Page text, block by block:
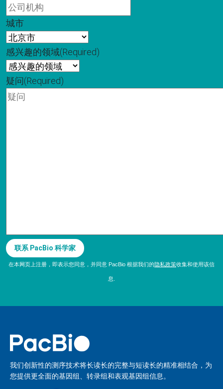
城市
感兴趣的领域(Required)
疑问(Required)
在本网页上注册，即表示您同意，并同意 PacBio 根据我们的隐私政策收集和使用该信
息.
我们创新性的测序技术将长读长的完整与短读长的精准相结合，为
您提供更全面的基因组、转录组和表观基因组信息。